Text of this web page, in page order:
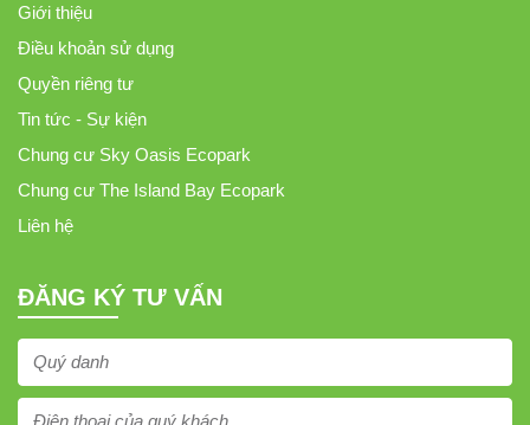
Giới thiệu
Điều khoản sử dụng
Quyền riêng tư
Tin tức - Sự kiện
Chung cư Sky Oasis Ecopark
Chung cư The Island Bay Ecopark
Liên hệ
ĐĂNG KÝ TƯ VẤN